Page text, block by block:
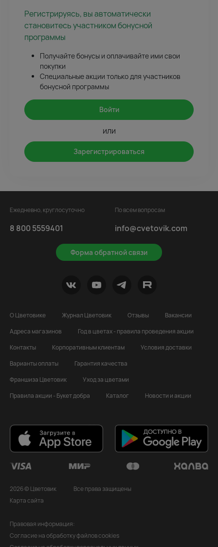
Регистрируясь, вы автоматически
становитесь участником бонусной
программы
Получайте бонусы и оплачивайте ими свои
покупки
Специальные акции только для участников
бонусной программы
Войти
или
Зарегистрироваться
Ежедневно, круглосуточно
8 800 5559401
Форма обратной связи
По всем вопросам
info@cvetovik.com
О Цветовике Журнал Цветовик Отзывы
Вакансии
Адреса магазинов
Год в цветах - правила проведения акции
Контакты
Корпоративным клиентам
Условия доставки
Варианты оплаты
Гарантия качества
Франшиза Цветовик
Уход за цветами
Правила акции - Букет добра
Каталог Новости и акции
2026 © Цветовик
Все права защищены
Карта сайта
Правовая информация:
Согласие на обработку файлов cookies